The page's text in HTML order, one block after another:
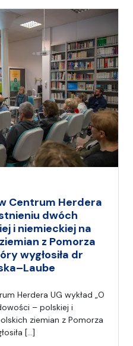
Centrum Herdera
dwóch
i niemieckiej na
z Pomorza
wygłosiła dr
Herdera UG wykład „O
– polskiej i
ziemian z Pomorza
[…]